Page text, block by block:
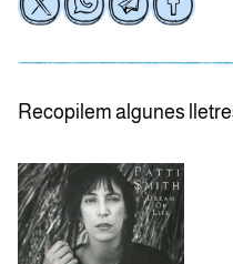
Recopilem algunes